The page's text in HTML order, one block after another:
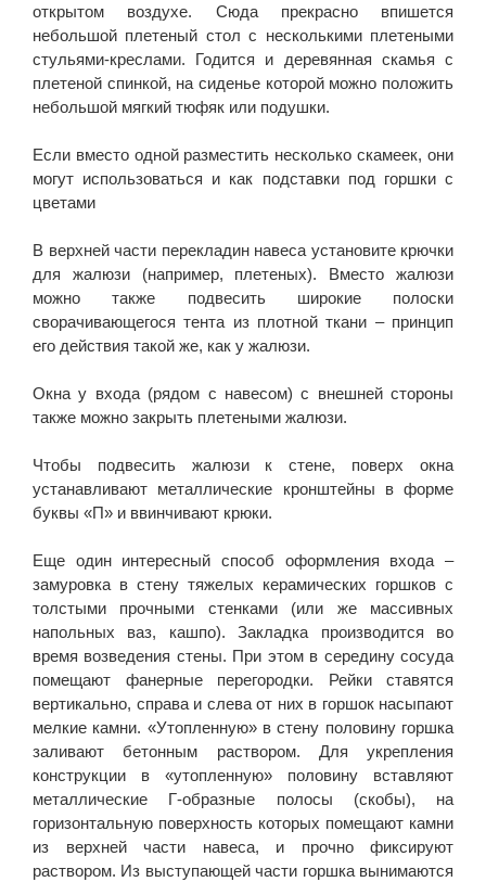
открытом воздухе. Сюда прекрасно впишется
небольшой плетеный стол с несколькими плетеными
стульями-креслами. Годится и деревянная скамья с
плетеной спинкой, на сиденье которой можно положить
небольшой мягкий тюфяк или подушки.
Если вместо одной разместить несколько скамеек, они
могут использоваться и как подставки под горшки с
цветами
В верхней части перекладин навеса установите крючки
для жалюзи (например, плетеных). Вместо жалюзи
можно также подвесить широкие полоски
сворачивающегося тента из плотной ткани – принцип
его действия такой же, как у жалюзи.
Окна у входа (рядом с навесом) с внешней стороны
также можно закрыть плетеными жалюзи.
Чтобы подвесить жалюзи к стене, поверх окна
устанавливают металлические кронштейны в форме
буквы «П» и ввинчивают крюки.
Еще один интересный способ оформления входа –
замуровка в стену тяжелых керамических горшков с
толстыми прочными стенками (или же массивных
напольных ваз, кашпо). Закладка производится во
время возведения стены. При этом в середину сосуда
помещают фанерные перегородки. Рейки ставятся
вертикально, справа и слева от них в горшок насыпают
мелкие камни. «Утопленную» в стену половину горшка
заливают бетонным раствором. Для укрепления
конструкции в «утопленную» половину вставляют
металлические Г-образные полосы (скобы), на
горизонтальную поверхность которых помещают камни
из верхней части навеса, и прочно фиксируют
раствором. Из выступающей части горшка вынимаются